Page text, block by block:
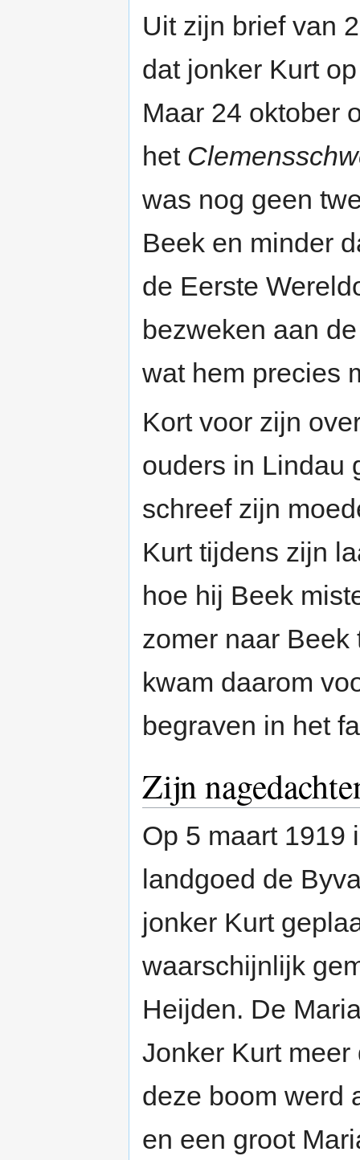
Uit zijn brief van
dat jonker Kurt
Maar 24 oktober
het
was nog geen
Beek en minder
de Eerste
bezweken aan
wat hem precies
Kort voor zijn
ouders in Lindau
schreef zijn
Kurt tijdens zijn
hoe hij Beek
zomer naar
kwam daarom
begraven in het
Zijn
Op 5 maart 1919
landgoed de
jonker Kurt
waarschijnlijk
Heijden. De
Jonker Kurt
deze boom werd
en een groot